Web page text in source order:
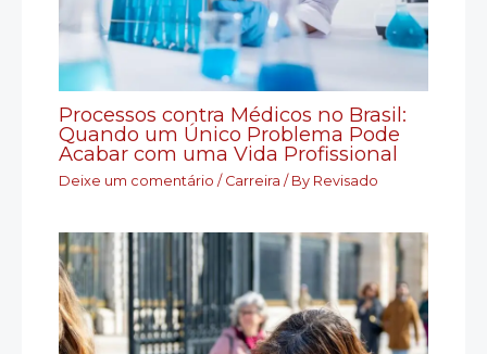
Processos contra Médicos no Brasil:
Quando um Único Problema Pode
Acabar com uma Vida Profissional
Deixe um comentário / Carreira / By Revisado